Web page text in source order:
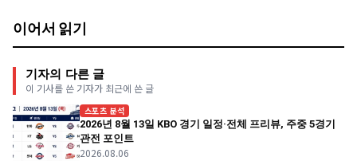
이어서 읽기
기자의 다른 글
이 기사를 쓴 기자가 최근에 쓴 글
스포츠 분석
2026년 8월 13일 KBO 경기 일정·전체 프리뷰, 주중 5경기
관전 포인트
2026.08.06